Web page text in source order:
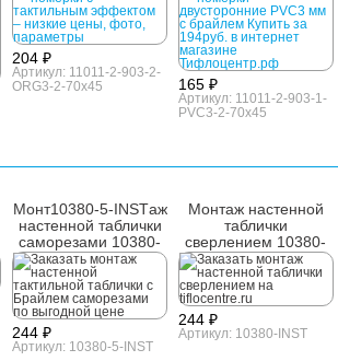
204 ₽
Артикул: 11011-2-903-2-
ORG3-2-70x45
165 ₽
Артикул: 11011-2-903-1-
PVC3-2-70x45
Монт10380-5-INSTаж
настенной таблички
саморезами 10380-
5-INST
244 ₽
Артикул: 10380-5-INST
Монтаж настенной
таблички
сверлением 10380-
INST
244 ₽
Артикул: 10380-INST